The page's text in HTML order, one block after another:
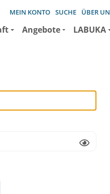
MEIN KONTO SUCHE ÜBER
Angebote LABUKA